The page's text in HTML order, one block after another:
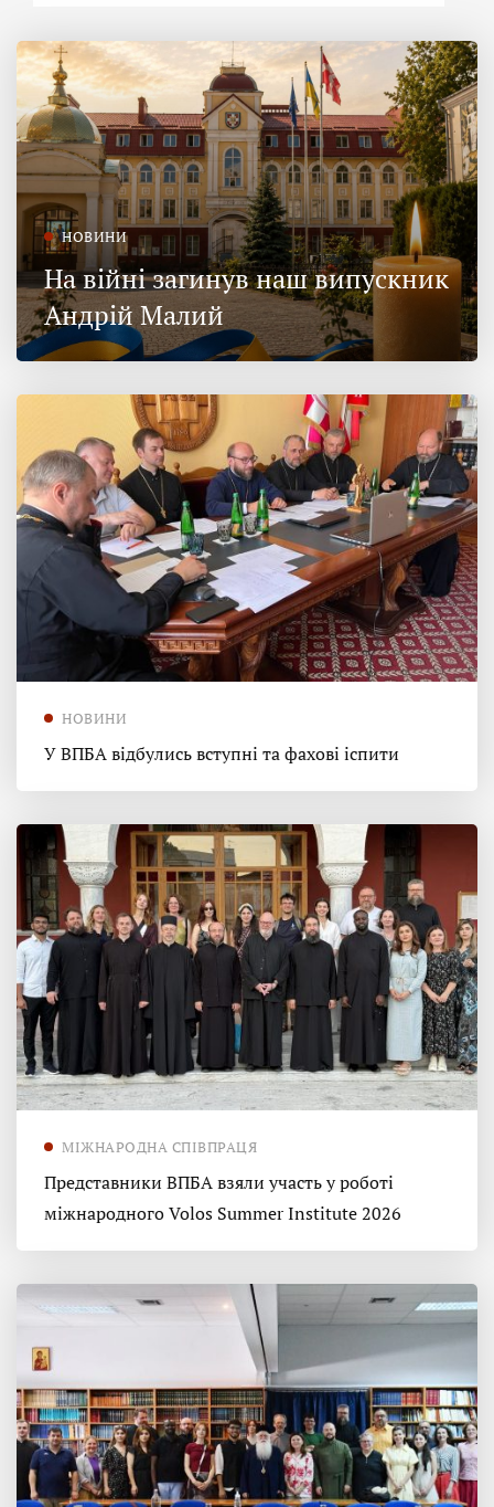
НОВИНИ
На війні загинув наш випускник
Андрій Малий
НОВИНИ
У ВПБА відбулись вступні та фахові іспити
МІЖНАРОДНА СПІВПРАЦЯ
Представники ВПБА взяли участь у роботі
міжнародного Volos Summer Institute 2026